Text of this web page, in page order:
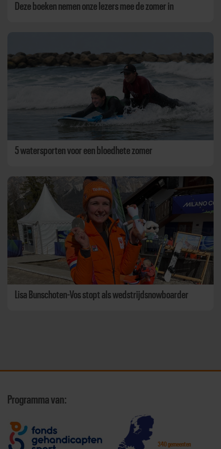
Deze boeken nemen onze lezers mee de zomer in
5 watersporten voor een bloedhete zomer
Lisa Bunschoten-Vos stopt als wedstrijdsnowboarder
Programma van:
340 gemeenten